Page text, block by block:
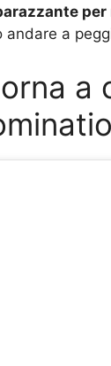
per
a
a